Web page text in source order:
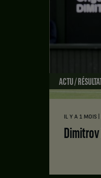
ACTU /
IL Y A 1 MOIS